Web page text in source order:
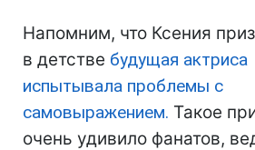
Напомним, что Ксения
в детстве будущая актриса
испытывала проблемы с
самовыражением. Такое
очень удивило фанатов,